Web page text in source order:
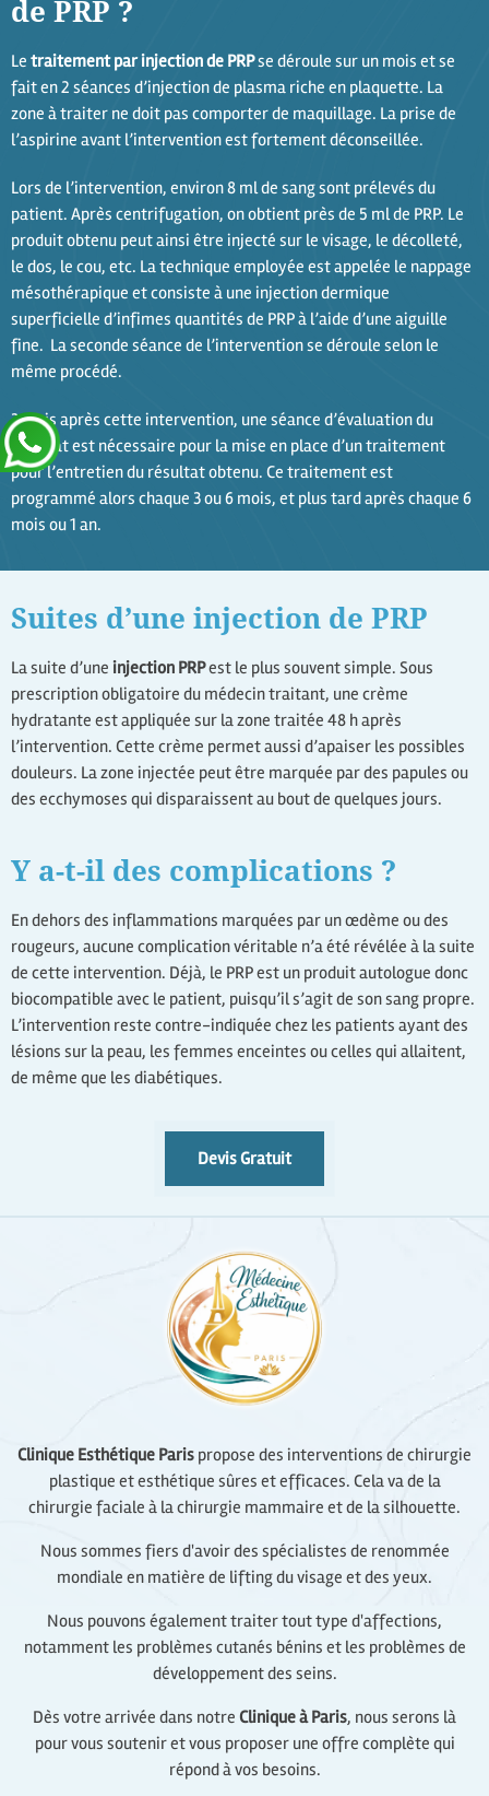
de PRP ?
Le traitement par injection de PRPse déroule sur un mois et se
fait en 2 séances d’injection de plasma riche en plaquette. La
zone à traiter ne doit pas comporter de maquillage. La prise de
l’aspirine avant l’intervention est fortement déconseillée.
Lors de l’intervention, environ 8 ml de sang sont prélevés du
patient. Après centrifugation, on obtient près de 5 ml de PRP. Le
produit obtenu peut ainsi être injecté sur le visage, le décolleté,
le dos, le cou, etc. La technique employée est appelée le nappage
mésothérapique et consiste à une injection dermique
superficielle d’infimes quantités de PRP à l’aide d’une aiguille
fine. La seconde séance de l’intervention se déroule selon le
même procédé.
3 mois après cette intervention, une séance d’évaluation du
résultat est nécessaire pour la mise en place d’un traitement
pour l’entretien du résultat obtenu. Ce traitement est
programmé alors chaque 3 ou 6 mois, et plus tard après chaque 6
mois ou 1 an.
Suites d’une injection de PRP
La suite d’une injection PRPest le plus souvent simple. Sous
prescription obligatoire du médecin traitant, une crème
hydratante est appliquée sur la zone traitée 48 h après
l’intervention. Cette crème permet aussi d’apaiser les possibles
douleurs. La zone injectée peut être marquée par des papules ou
des ecchymoses qui disparaissent au bout de quelques jours.
Y a-t-il des complications ?
En dehors des inflammations marquées par un œdème ou des
rougeurs, aucune complication véritable n’a été révélée à la suite
de cette intervention. Déjà, le PRP est un produit autologue donc
biocompatible avec le patient, puisqu’il s’agit de son sang propre.
L’intervention reste contre-indiquée chez les patients ayant des
lésions sur la peau, les femmes enceintes ou celles qui allaitent,
de même que les diabétiques.
Devis Gratuit
Clinique Esthétique Paris propose des interventions de chirurgie
plastique et esthétique sûres et efficaces. Cela va de la
chirurgie faciale à la chirurgie mammaire et de la silhouette.
Nous sommes fiers d'avoir des spécialistes de renommée
mondiale en matière de lifting du visage et des yeux.
Nous pouvons également traiter tout type d'affections,
notamment les problèmes cutanés bénins et les problèmes de
développement des seins.
Dès votre arrivée dans notre Clinique à Paris, nous serons là
pour vous soutenir et vous proposer une offre complète qui
répond à vos besoins.